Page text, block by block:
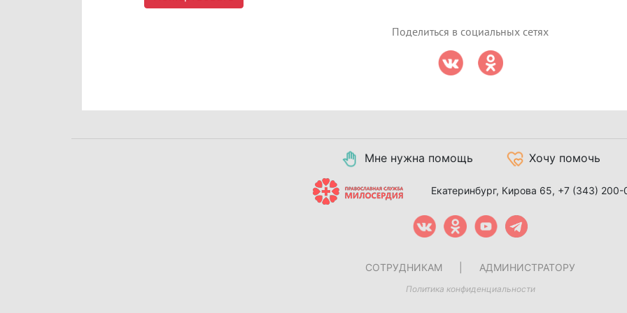
Поделиться в социальных сетях
Мне нужна помощь Хочу помочь
Екатеринбург, Кирова 65, +7 (343) 200-
СОТРУДНИКАМ АДМИНИСТРАТОРУ
Политика конфиденциальности